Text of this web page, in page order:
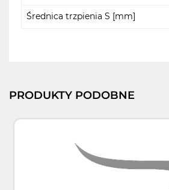
Średnica trzpienia S [mm]
PRODUKTY PODOBNE